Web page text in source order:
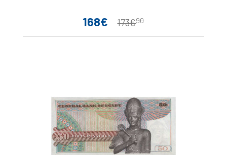
Prix
168€
Prix
173€90